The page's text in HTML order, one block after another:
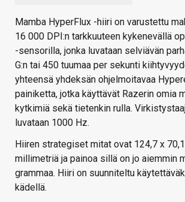
Mamba HyperFlux -hiiri on varustettu
16 000 DPI:n tarkkuuteen kykenevällä
-sensorilla, jonka luvataan selviävän
G:n tai 450 tuumaa per sekunti
yhteensä yhdeksän ohjelmoitavaa
painiketta, jotka käyttävät Razerin omia
kytkimiä sekä tietenkin rulla.
luvataan 1000 Hz.
Hiiren strategiset mitat ovat 124,7 x
millimetriä ja painoa sillä on jo aiemmin
grammaa. Hiiri on suunniteltu
kädellä.